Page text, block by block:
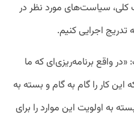
سیاست‌های مورد نظر در
اجرایی کنیم.
واقع برنامه‌ریزی‌ای که ما
کار را گام به گام و بسته به
به اولویت این موارد را برای